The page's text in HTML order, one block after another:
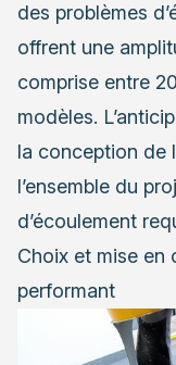
des problèmes
offrent une
comprise entre
modèles.
la conception de
l’ensemble du
d’écoulement
Choix et mise en
performant